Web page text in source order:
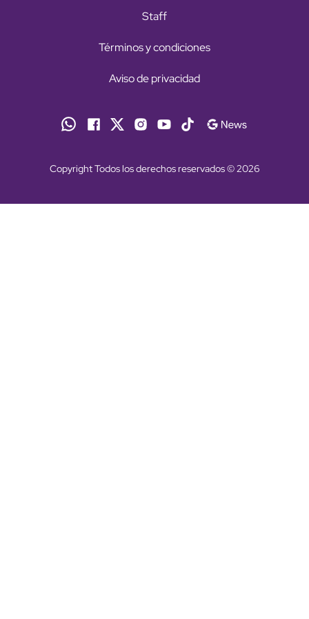
Staff
Términos y condiciones
Aviso de privacidad
Copyright Todos los derechos reservados © 2026